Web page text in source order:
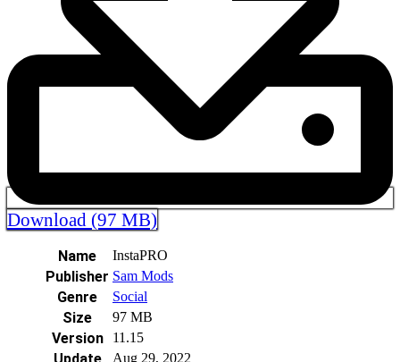
Download (97 MB)
Name InstaPRO
Publisher Sam Mods
Genre Social
Size 97 MB
Version 11.15
Aug 29, 2022